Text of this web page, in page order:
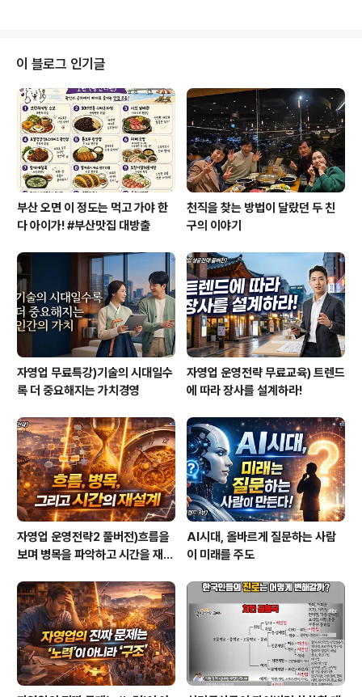
생각에 빠져들었다. 도대체 어떻게 한 개인이 이토록 깊은
통찰력을 가질 수 있는 것일까? 저자의 깊은 지성에 감탄에
감탄을 금치 못했다. 저자 에크하르트 톨레는 독일 출신으
로 달라이 라마, 틱낫한과 함께 21세기를 대표하는 영적 교
사이다. 불우한 어린 시절에서 시작된 사춘기와 청년기의
극심한 우울증과 몇 번의 자..
이 블로그 인기글
부산 오면 이 정도는 먹고 가야 한
다 아이가! #부산맛집 대방출
천직을 찾는 방법이 달랐던 두 친
구의 이야기
자영업 무료특강)기술의 시대일수
록 더 중요해지는 가치경영
자영업 운영전략 무료교육) 트렌드
에 따라 장사를 설계하라!
자영업 운영전략2 풀버전)흐름을
보며 병목을 파악하고 시간을 재설
AI시대, 올바르게 질문하는 사람
이 미래를 주도